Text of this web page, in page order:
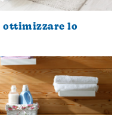
ottimizzare lo